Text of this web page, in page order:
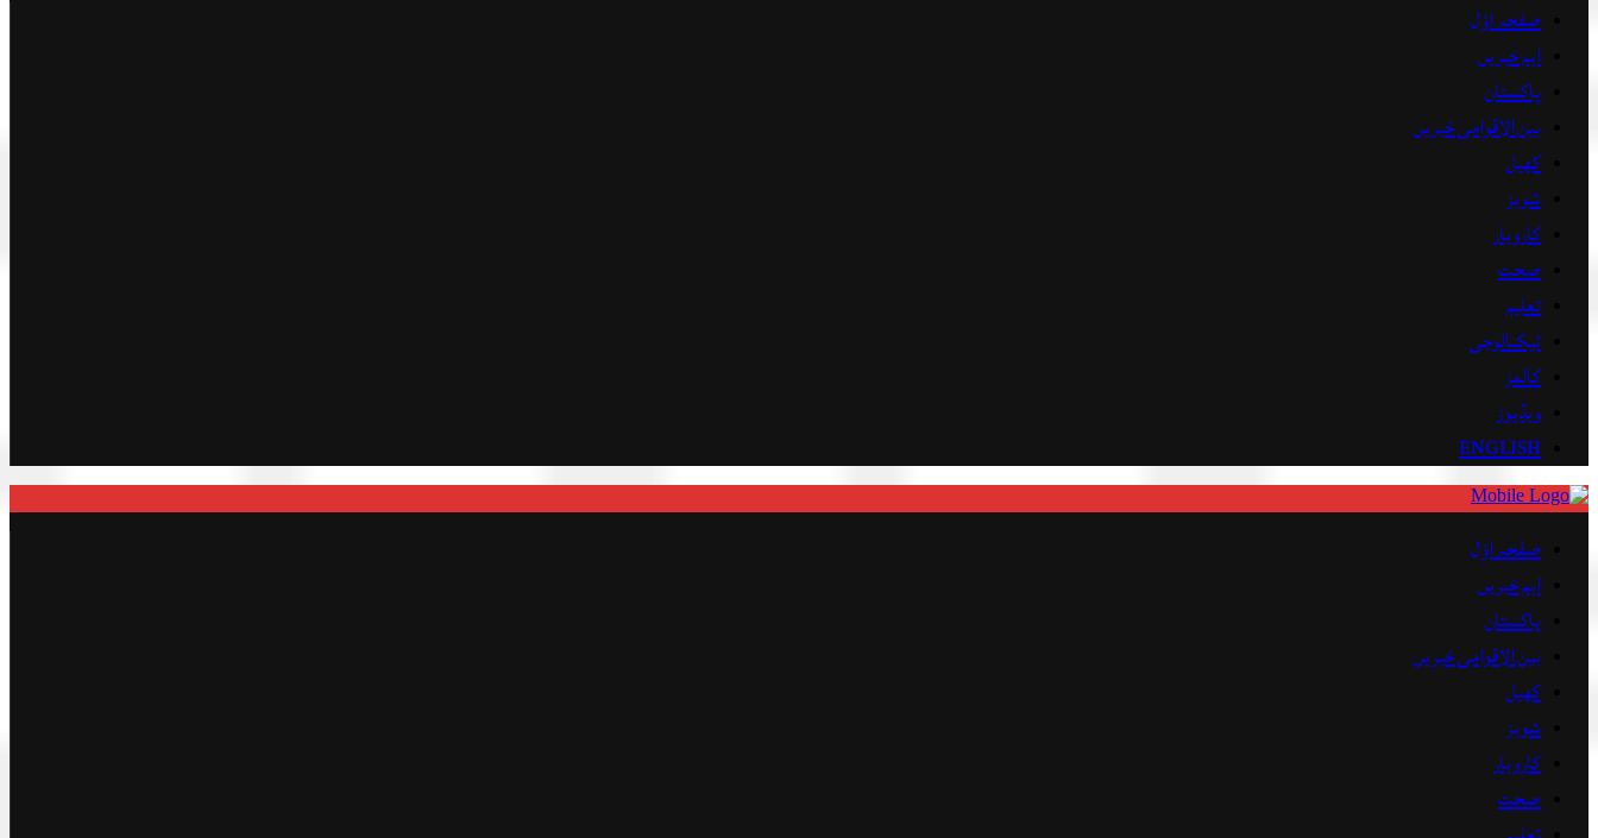
صفحہ اوّل
اہم خبریں
پاکستان
بین الاقوامی خبریں
کھیل
شوبز
کاروبار
صحت
تعلیم
ٹیکنالوجی
کالمز
ویڈیوز
ENGLISH
صفحہ اوّل
اہم خبریں
پاکستان
بین الاقوامی خبریں
کھیل
شوبز
کاروبار
صحت